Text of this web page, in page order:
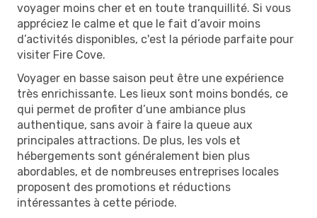
voyager moins cher et en toute tranquillité. Si vous
appréciez le calme et que le fait d’avoir moins
d’activités disponibles, c'est la période parfaite pour
visiter Fire Cove.
Voyager en basse saison peut être une expérience
très enrichissante. Les lieux sont moins bondés, ce
qui permet de profiter d’une ambiance plus
authentique, sans avoir à faire la queue aux
principales attractions. De plus, les vols et
hébergements sont généralement bien plus
abordables, et de nombreuses entreprises locales
proposent des promotions et réductions
intéressantes à cette période.